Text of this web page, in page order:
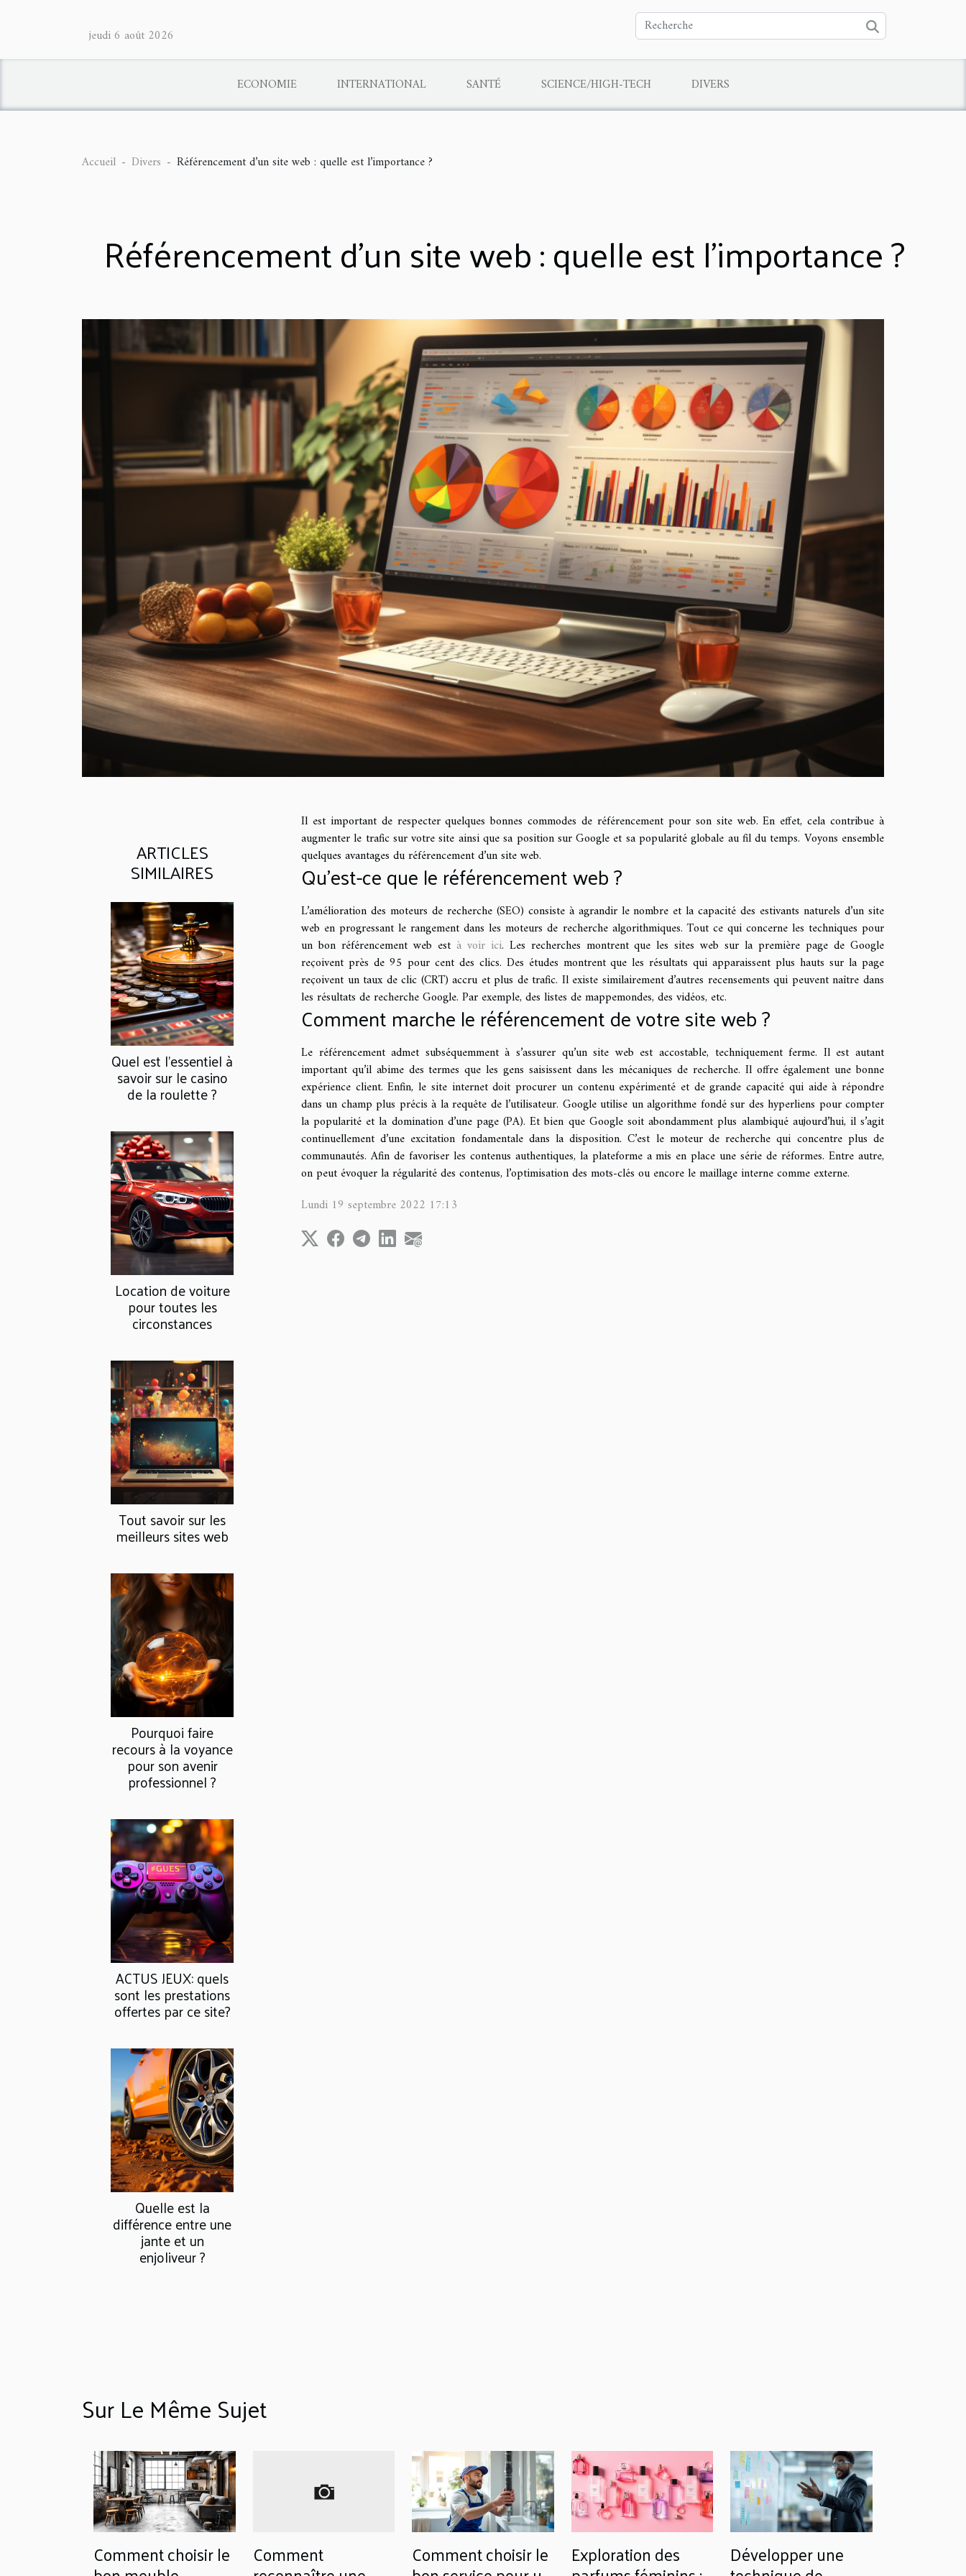
jeudi 6 août 2026
ECONOMIE INTERNATIONAL SANTÉ SCIENCE/HIGH-TECH DIVERS
Accueil Divers Référencement d’un site web : quelle est l’importance ?
Référencement d’un site web : quelle est l’importance ?
ARTICLES
SIMILAIRES
Quel est l’essentiel à
savoir sur le casino
de la roulette ?
Location de voiture
pour toutes les
circonstances
Tout savoir sur les
meilleurs sites web
Pourquoi faire
recours à la voyance
pour son avenir
professionnel ?
ACTUS JEUX: quels
sont les prestations
offertes par ce site?
Quelle est la
différence entre une
jante et un
enjoliveur ?
Il est important de respecter quelques bonnes commodes de référencement pour son site web. En effet, cela contribue à
augmenter le trafic sur votre site ainsi que sa position sur Google et sa popularité globale au fil du temps. Voyons ensemble
quelques avantages du référencement d’un site web.
Qu’est-ce que le référencement web ?
L’amélioration des moteurs de recherche (SEO) consiste à agrandir le nombre et la capacité des estivants naturels d’un site
web en progressant le rangement dans les moteurs de recherche algorithmiques. Tout ce qui concerne les techniques pour
un bon référencement web est à voir ici. Les recherches montrent que les sites web sur la première page de Google
reçoivent près de 95 pour cent des clics. Des études montrent que les résultats qui apparaissent plus hauts sur la page
reçoivent un taux de clic (CRT) accru et plus de trafic. Il existe similairement d’autres recensements qui peuvent naître dans
les résultats de recherche Google. Par exemple, des listes de mappemondes, des vidéos, etc.
Comment marche le référencement de votre site web ?
Le référencement admet subséquemment à s’assurer qu’un site web est accostable, techniquement ferme. Il est autant
important qu’il abime des termes que les gens saisissent dans les mécaniques de recherche. Il offre également une bonne
expérience client. Enfin, le site internet doit procurer un contenu expérimenté et de grande capacité qui aide à répondre
dans un champ plus précis à la requête de l’utilisateur. Google utilise un algorithme fondé sur des hyperliens pour compter
la popularité et la domination d’une page (PA). Et bien que Google soit abondamment plus alambiqué aujourd’hui, il s’agit
continuellement d’une excitation fondamentale dans la disposition. C’est le moteur de recherche qui concentre plus de
communautés. Afin de favoriser les contenus authentiques, la plateforme a mis en place une série de réformes. Entre autre,
on peut évoquer la régularité des contenus, l’optimisation des mots-clés ou encore le maillage interne comme externe.
Lundi 19 septembre 2022 17:13
Sur Le Même Sujet
Comment choisir le Comment Comment choisir le Exploration des Développer une